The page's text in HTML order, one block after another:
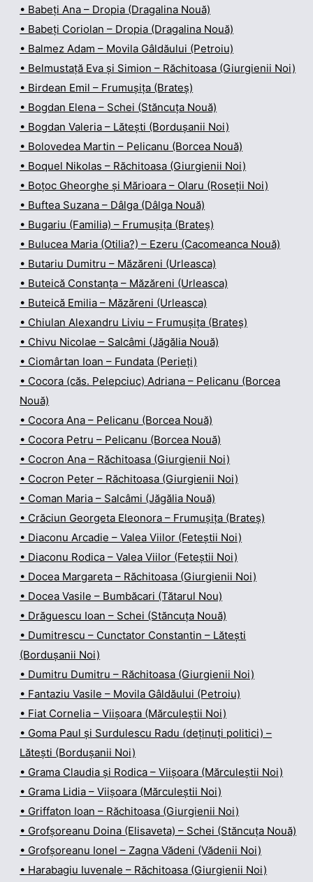
• Babeți Ana – Dropia (Dragalina Nouă)
• Babeți Coriolan – Dropia (Dragalina Nouă)
• Balmez Adam – Movila Gâldăului (Petroiu)
• Belmustață Eva și Simion – Răchitoasa (Giurgienii Noi)
• Birdean Emil – Frumușița (Brateș)
• Bogdan Elena – Schei (Stăncuța Nouă)
• Bogdan Valeria – Lătești (Bordușanii Noi)
• Bolovedea Martin – Pelicanu (Borcea Nouă)
• Boquel Nikolas – Răchitoasa (Giurgienii Noi)
• Boțoc Gheorghe și Mărioara – Olaru (Roseții Noi)
• Buftea Suzana – Dâlga (Dâlga Nouă)
• Bugariu (Familia) – Frumușița (Brateș)
• Bulucea Maria (Otilia?) – Ezeru (Cacomeanca Nouă)
• Butariu Dumitru – Măzăreni (Urleasca)
• Buteică Constanța – Măzăreni (Urleasca)
• Buteică Emilia – Măzăreni (Urleasca)
• Chiulan Alexandru Liviu – Frumușița (Brateș)
• Chivu Nicolae – Salcâmi (Jăgălia Nouă)
• Ciomârtan Ioan – Fundata (Perieți)
• Cocora (căs. Pelepciuc) Adriana – Pelicanu (Borcea
Nouă)
• Cocora Ana – Pelicanu (Borcea Nouă)
• Cocora Petru – Pelicanu (Borcea Nouă)
• Cocron Ana – Răchitoasa (Giurgienii Noi)
• Cocron Peter – Răchitoasa (Giurgienii Noi)
• Coman Maria – Salcâmi (Jăgălia Nouă)
• Crăciun Georgeta Eleonora – Frumușița (Brateș)
• Diaconu Arcadie – Valea Viilor (Feteștii Noi)
• Diaconu Rodica – Valea Viilor (Feteștii Noi)
• Docea Margareta – Răchitoasa (Giurgienii Noi)
• Docea Vasile – Bumbăcari (Tătarul Nou)
• Drăguescu Ioan – Schei (Stăncuța Nouă)
• Dumitrescu – Cunctator Constantin – Lătești
(Bordușanii Noi)
• Dumitru Dumitru – Răchitoasa (Giurgienii Noi)
• Fantaziu Vasile – Movila Gâldăului (Petroiu)
• Fiat Cornelia – Viișoara (Mărculeștii Noi)
• Goma Paul și Surdulescu Radu (deținuți politici) –
Lătești (Bordușanii Noi)
• Grama Claudia și Rodica – Viișoara (Mărculeștii Noi)
• Grama Lidia – Viișoara (Mărculeștii Noi)
• Griffaton Ioan – Răchitoasa (Giurgienii Noi)
• Grofșoreanu Doina (Elisaveta) – Schei (Stăncuța Nouă)
• Grofșoreanu Ionel – Zagna Vădeni (Vădenii Noi)
• Harabagiu Iuvenale – Răchitoasa (Giurgienii Noi)